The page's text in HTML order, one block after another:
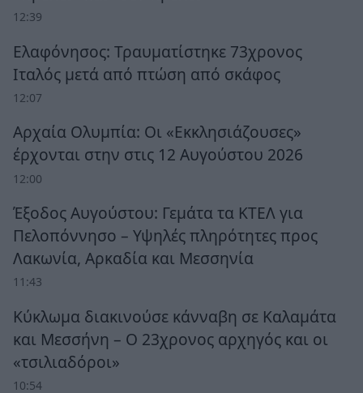
12:39
Ελαφόνησος: Τραυματίστηκε 73χρονος
Ιταλός μετά από πτώση από σκάφος
12:07
Αρχαία Ολυμπία: Οι «Εκκλησιάζουσες»
έρχονται στην στις 12 Αυγούστου 2026
12:00
Έξοδος Αυγούστου: Γεμάτα τα ΚΤΕΛ για
Πελοπόννησο – Υψηλές πληρότητες προς
Λακωνία, Αρκαδία και Μεσσηνία
11:43
Κύκλωμα διακινούσε κάνναβη σε Καλαμάτα
και Μεσσήνη – Ο 23χρονος αρχηγός και οι
«τσιλιαδόροι»
10:54